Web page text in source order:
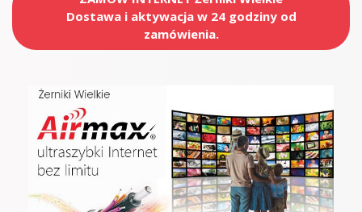
Dostawa i aktywacja w 24 godziny od
zamówienia.